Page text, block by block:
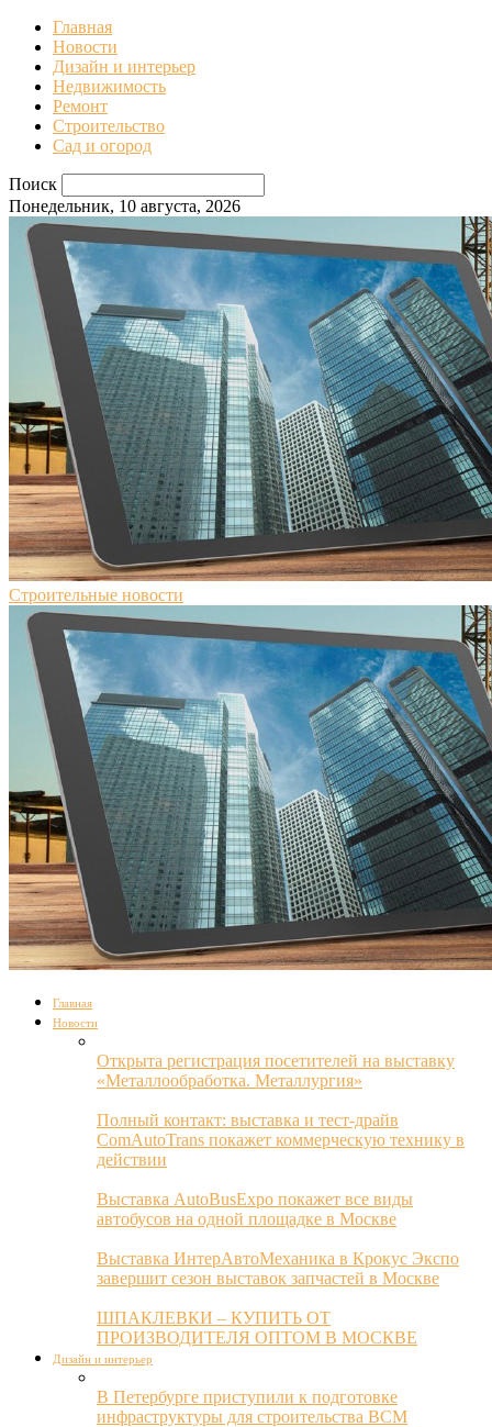
Главная
Новости
Дизайн и интерьер
Недвижимость
Ремонт
Строительство
Сад и огород
Поиск
Понедельник, 10 августа, 2026
Строительные новости
Главная
Новости
Открыта регистрация посетителей на выставку
«Металлообработка. Металлургия»
Полный контакт: выставка и тест-драйв
ComAutoTrans покажет коммерческую технику в
действии
Выставка AutoBusExpo покажет все виды
автобусов на одной площадке в Москве
Выставка ИнтерАвтоМеханика в Крокус Экспо
завершит сезон выставок запчастей в Москве
ШПАКЛЕВКИ – КУПИТЬ ОТ
ПРОИЗВОДИТЕЛЯ ОПТОМ В МОСКВЕ
Дизайн и интерьер
В Петербурге приступили к подготовке
инфраструктуры для строительства ВСМ